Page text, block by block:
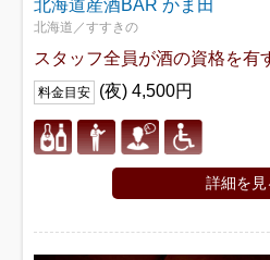
北海道産酒BAR かま田
北海道／すすきの
スタッフ全員が酒の資格を有
料金目安 (夜) 4,500円
詳細を見